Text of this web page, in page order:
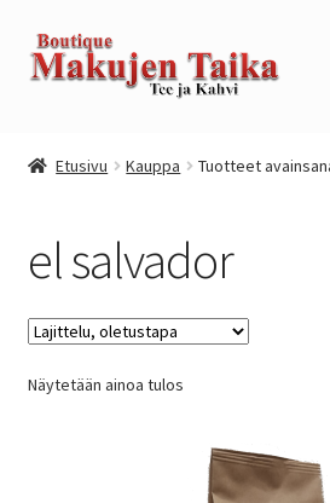
Siirry
navigointiin
Siirry
sisältöön
Kassa
Kauppa
Oma tili
Etusivu Kauppa Tuotteet
el salvador
Näytetään ainoa tulos